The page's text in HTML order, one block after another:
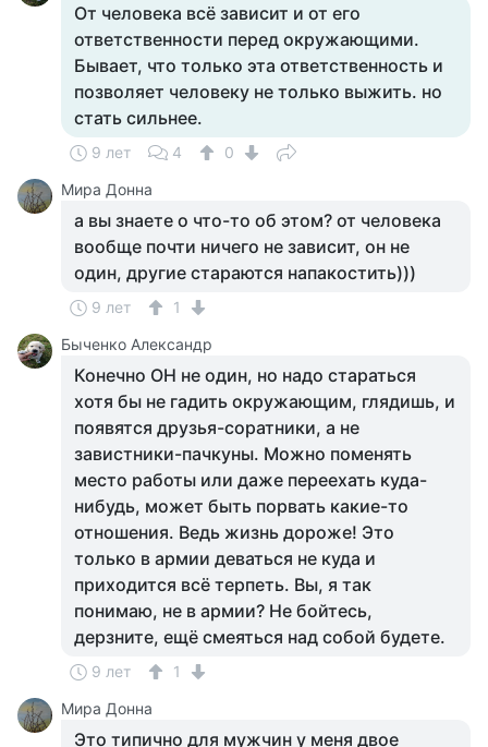
От человека всё зависит и от его
ответственности перед окружающими.
Бывает, что только эта ответственность и
позволяет человеку не только выжить. но
стать сильнее.
9 лет 4
0
Мира Донна
а вы знаете о что-то об этом? от человека
вообще почти ничего не зависит, он не
один, другие стараются напакостить)))
9 лет
1
Быченко Александр
Конечно ОН не один, но надо стараться
хотя бы не гадить окружающим, глядишь, и
появятся друзья-соратники, а не
завистники-пачкуны. Можно поменять
место работы или даже переехать куда-
нибудь, может быть порвать какие-то
отношения. Ведь жизнь дороже! Это
только в армии деваться не куда и
приходится всё терпеть. Вы, я так
понимаю, не в армии? Не бойтесь,
дерзните, ещё смеяться над собой будете.
9 лет
1
Мира Донна
Это типично для мужчин у меня двое